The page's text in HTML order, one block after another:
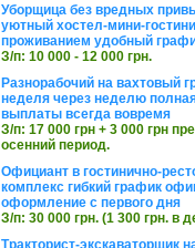
Уборщица без вредных
уютный хостел-мини-
проживанием удобный
З/п: 10 000 - 12 000 грн.
Разнорабочий на вахтовый
неделя через неделю
выплаты всегда вовремя
З/п: 17 000 грн + 3 000 грн
осенний период.
Официант в гостинично-
комплекс гибкий график
оформление с первого дня
З/п: 30 000 грн. (1 300 грн. в
Тракторист-экскаваторщик